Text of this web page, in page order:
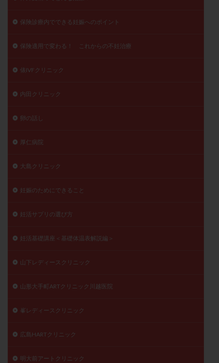
保険診療内でできる妊娠へのポイント
保険適用で変わる！ これからの不妊治療
俵IVFクリニック
内田クリニック
卵の話し
厚仁病院
大島クリニック
妊娠のためにできること
妊活サプリの選び方
妊活基礎講座＜基礎体温表解説編＞
山下レディースクリニック
山形大手町ARTクリニック川越医院
峯レディースクリニック
広島HARTクリニック
明大前アートクリニック